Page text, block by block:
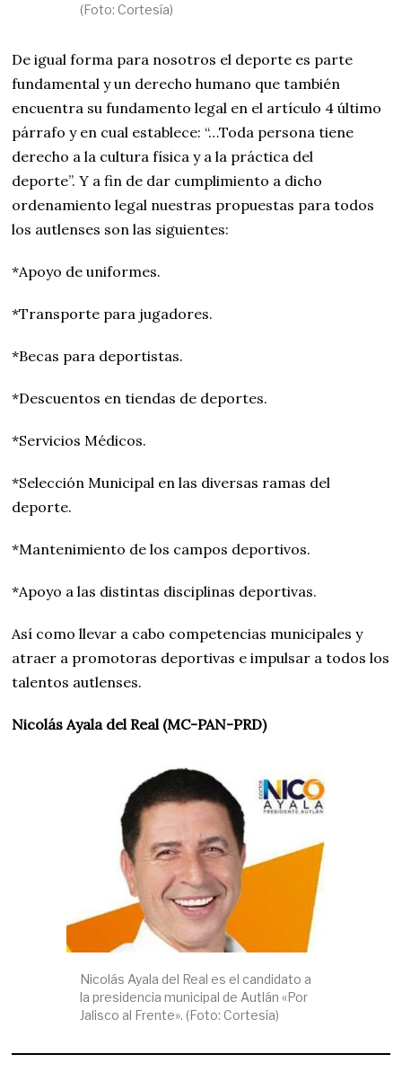
(Foto: Cortesía)
De igual forma para nosotros el deporte es parte
fundamental y un derecho humano que también
encuentra su fundamento legal en el artículo 4 último
párrafo y en cual establece: “…Toda persona tiene
derecho a la cultura física y a la práctica del
deporte”. Y a fin de dar cumplimiento a dicho
ordenamiento legal nuestras propuestas para todos
los autlenses son las siguientes:
*Apoyo de uniformes.
*Transporte para jugadores.
*Becas para deportistas.
*Descuentos en tiendas de deportes.
*Servicios Médicos.
*Selección Municipal en las diversas ramas del
deporte.
*Mantenimiento de los campos deportivos.
*Apoyo a las distintas disciplinas deportivas.
Así como llevar a cabo competencias municipales y
atraer a promotoras deportivas e impulsar a todos los
talentos autlenses.
Nicolás Ayala del Real (MC-PAN-PRD)
Nicolás Ayala del Real es el candidato a
la presidencia municipal de Autlán «Por
Jalisco al Frente». (Foto: Cortesía)